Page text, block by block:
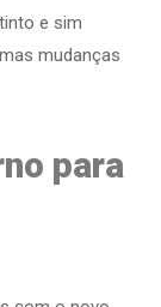
e sim
mudanças
para